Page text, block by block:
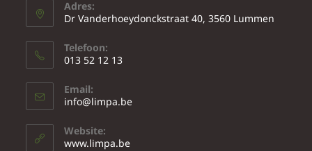
Adres:
Dr Vanderhoeydonckstraat 40, 3560 Lummen
Telefoon:
013 52 12 13
Email:
info@limpa.be
Website:
www.limpa.be